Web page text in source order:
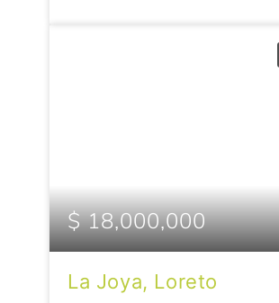
$ 18,000,000
La Joya, Loreto